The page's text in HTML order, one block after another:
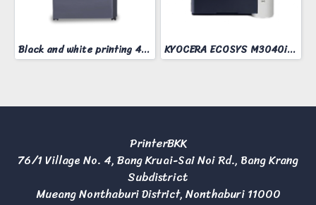
Black and white printing 40 pages/minute KYOCERA ECOSYS M3040idn
PrinterBKK
76/1 Village No. 4, Bang Kruai-Sai Noi Rd., Bang Krang
Subdistrict
Mueang Nonthaburi District, Nonthaburi 11000